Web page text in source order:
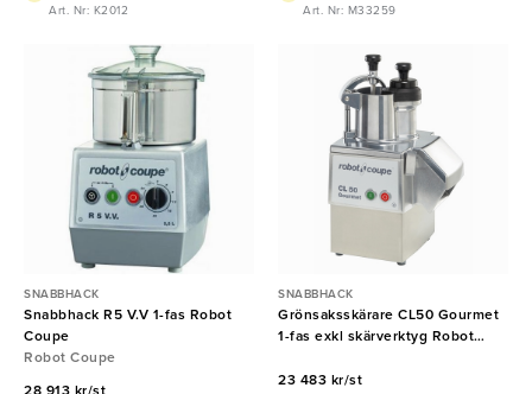
Art. Nr: K2012 Art. Nr: M33259
SNABBHACK
Snabbhack R5 V.V 1-fas Robot
Coupe
Robot Coupe
SNABBHACK
Grönsaksskärare CL50 Gourmet
1-fas exkl skärverktyg Robot
23 483 kr/st